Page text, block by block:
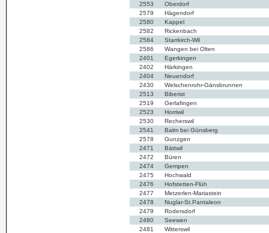
2553
Oberdorf
2579
Hägendorf
2580
Kappel
2582
Rickenbach
2584
Starrkirch-Wil
2586
Wangen bei Olten
2401
Egerkingen
2402
Härkingen
2404
Neuendorf
2430
Welschenrohr-Gänsbrunnen
2513
Biberist
2519
Gerlafingen
2523
Horriwil
2530
Recherswil
2541
Balm bei Günsberg
2578
Gunzgen
2471
Bättwil
2472
Büren
2474
Gempen
2475
Hochwald
2476
Hofstetten-Flüh
2477
Metzerlen-Mariastein
2478
Nuglar-St.Pantaleon
2479
Rodersdorf
2480
Seewen
2481
Witterswil